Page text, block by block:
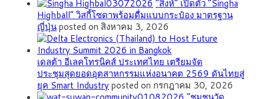
“สิงห์” เปิดตัว “Singha
Highball” วิสกี้โซดาพร้อมดื่มแบบกระป๋อง มาตรฐาน
ญี่ปุ่นposted on สิงหาคม 3, 2026
เดลต้า อีเลคโทรนิคส์ ประเทศไทย เตรียมจัด
ประชุมสุดยอดอุตสาหกรรมแห่งอนาคต 2569 ดันไทยสู่
ยุค Smart Industryposted on กรกฎาคม 30, 2026